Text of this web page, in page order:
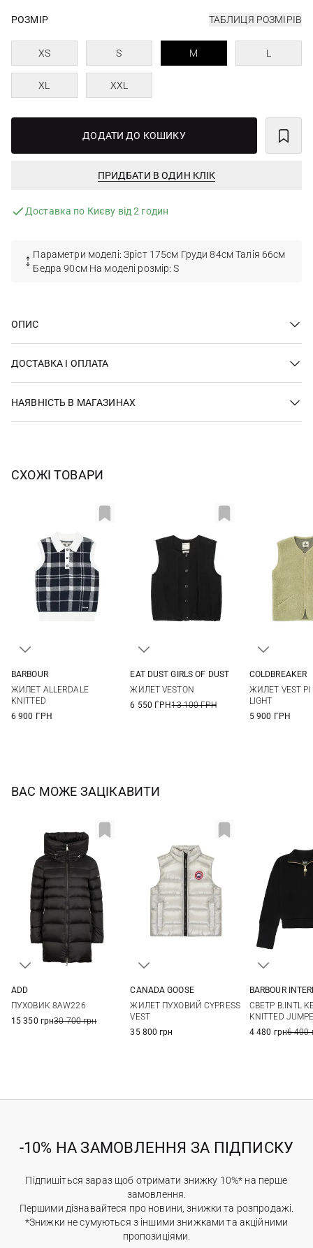
РОЗМІР ТАБЛИЦЯ РОЗМІРІВ
XS S M L
XL XXL
ДОДАТИ ДО КОШИКУ
ПРИДБАТИ В ОДИН КЛІК
Доставка по Києву від 2 годин
Параметри моделі: Зріст 175см Груди 84см Талія 66см
Бедра 90см На моделі розмір: S
ОПИС
ДОСТАВКА І ОПЛАТА
НАЯВНІСТЬ В МАГАЗИНАХ
СХОЖІ ТОВАРИ
BARBOUR
ЖИЛЕТ ALLERDALE
KNITTED
6 900 ГРН
EAT DUST GIRLS OF DUST
ЖИЛЕТ VESTON
6 550 ГРН13 100 ГРН
COLDBREAKER
ЖИЛЕТ VEST PI
LIGHT
5 900 ГРН
ВАС МОЖЕ ЗАЦІКАВИТИ
ADD
ПУХОВИК 8AW226
15 350 грн30 700 грн
XL
CANADA GOOSE
ЖИЛЕТ ПУХОВИЙ CYPRESS
VEST
35 800 грн
BARBOUR
СВЕТР B.INTL
KNITTED
4 480 грн6 400
-10% НА ЗАМОВЛЕННЯ ЗА ПІДПИСКУ
Підпишіться зараз щоб отримати знижку 10%* на перше
замовлення.
Першими дізнавайтеся про новини, знижки та розпродажі.
*Знижки не сумуються з іншими знижками та акційними
пропозиціями.